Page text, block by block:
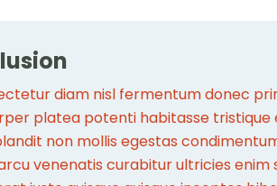
diam nisl fermentum donec
platea potenti habitasse
non mollis egestas
venenatis curabitur ultricies